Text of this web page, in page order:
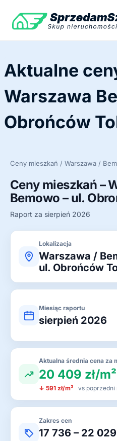
treści
Aktualne
Warszawa
Obrońców
Ceny mieszkań / Warszawa /
Ceny mieszkań –
Bemowo – ul.
Raport za sierpień 2026
Lokalizacja
Warszawa /
ul. Obrońców
Miesiąc raportu
sierpień 2026
Aktualna średnia cena za
20 409 zł/m²
↓ 591 zł/m² vs poprzedni
Zakres cen
17 736 – 22 029